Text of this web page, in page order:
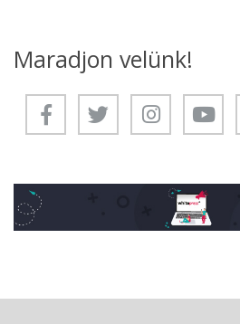
Maradjon velünk!